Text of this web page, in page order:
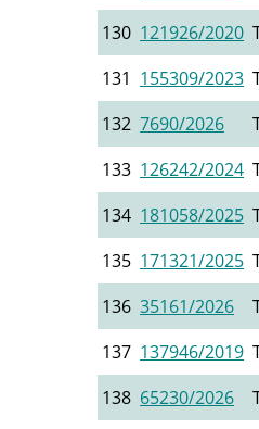
130 121926/2020
131 155309/2023
132 7690/2026
133 126242/2024
134 181058/2025
135 171321/2025
136 35161/2026
137 137946/2019
138 65230/2026